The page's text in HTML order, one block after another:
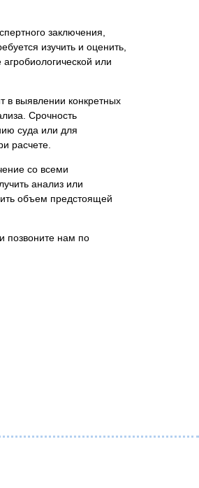
заключения,
изучить и оценить,
или
в выявлении конкретных
Срочность
суда или для
расчете.
со всеми
анализ или
объем предстоящей
позвоните нам по